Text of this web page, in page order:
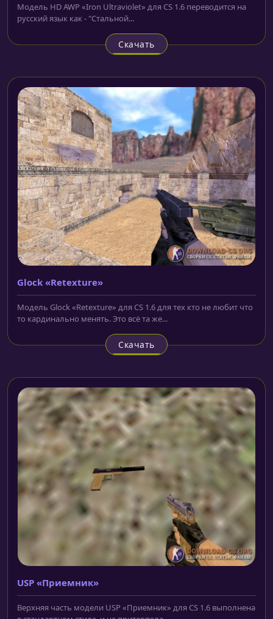
Модель HD AWP «Iron Ultraviolet» для CS 1.6 переводится на
русский язык как - "Стальной...
Скачать
Glock «Retexture»
Модель Glock «Retexture» для CS 1.6 для тех кто не любит что
то кардинально менять. Это всё та же...
Скачать
USP «Приемник»
Верхняя часть модели USP «Приемник» для CS 1.6 выполнена